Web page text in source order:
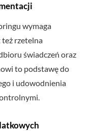
wymaga
też rzetelna
świadczeń oraz
to podstawę do
i udowodnienia